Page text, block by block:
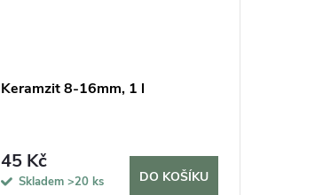
Keramzit 8-16mm, 1 l
45 Kč
Skladem >20 ks DO KOŠÍKU